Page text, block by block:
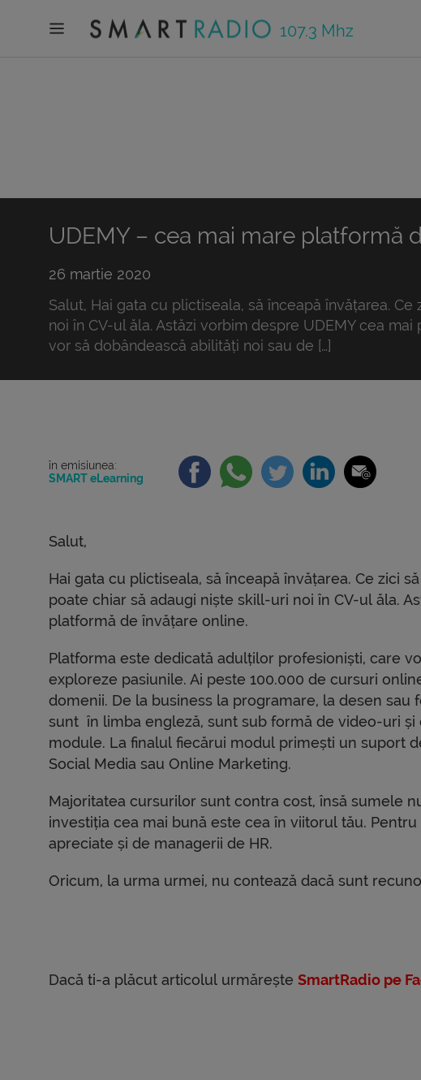
107.3 Mhz
UDEMY – cea mai mare platformă
26 martie 2020
Salut, Hai gata cu plictiseala, să înceapă învățarea.
noi în CV-ul ăla. Astăzi vorbim despre UDEMY cea
vor să dobândească abilități noi sau de […]
în emisiunea:
SMART eLearning
Salut,
Hai gata cu plictiseala, să înceapă învățarea. Ce zici
poate chiar să adaugi niște skill-uri noi în CV-ul ăla.
platformă de învățare online.
Platforma este dedicată adulților profesioniști, care
exploreze pasiunile. Ai peste 100.000 de cursuri
domenii. De la business la programare, la desen
sunt în limba engleză, sunt sub formă de video-uri
module. La finalul fiecărui modul primești un suport
Social Media sau Online Marketing.
Majoritatea cursurilor sunt contra cost, însă sumele
investiția cea mai bună este cea în viitorul tău.
apreciate și de managerii de HR.
Oricum, la urma urmei, nu contează dacă sunt
Dacă ti-a plăcut articolul urmărește SmartRadio pe